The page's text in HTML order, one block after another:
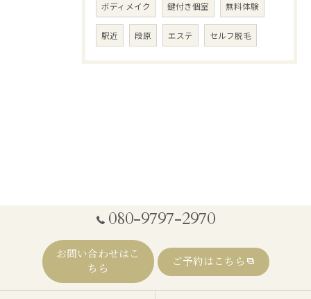
ボディメイク 鍵付き個室 無料体験
駅近 段原 エステ セルフ脱毛
080-9797-2970
お問い合わせはこ
ちら
ご予約はこちら